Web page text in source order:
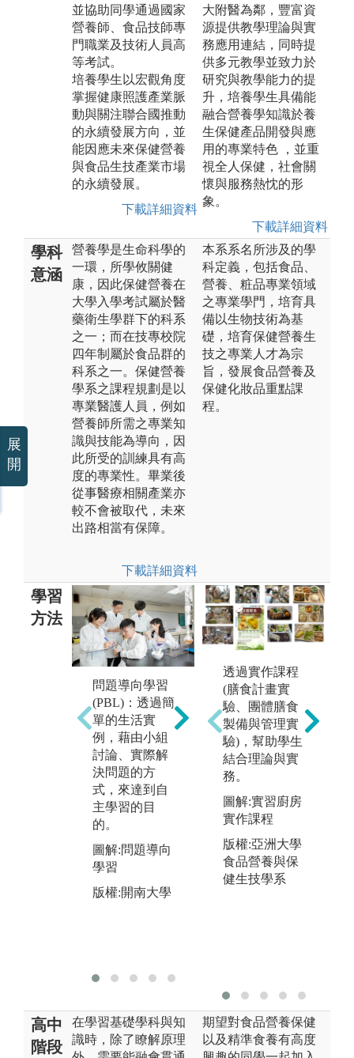
並協助同學通過國家
營養師、食品技師專
門職業及技術人員高
等考試。
培養學生以宏觀角度
掌握健康照護產業脈
動與關注聯合國推動
的永續發展方向，並
能因應未來保健營養
與食品生技產業市場
的永續發展。
下載詳細資料
大附醫為鄰，豐富資
源提供教學理論與實
務應用連結，同時提
供多元教學並致力於
研究與教學能力的提
升，培養學生具備能
融合營養學知識於養
生保健產品開發與應
用的專業特色 ，並重
視全人保健，社會關
懷與服務熱忱的形
象。
下載詳細資料
學科
意涵
營養學是生命科學的
一環，所學攸關健
康，因此保健營養在
大學入學考試屬於醫
藥衛生學群下的科系
之一；而在技專校院
四年制屬於食品群的
科系之一。保健營養
學系之課程規劃是以
專業醫護人員，例如
營養師所需之專業知
識與技能為導向，因
此所受的訓練具有高
度的專業性。畢業後
從事醫療相關產業亦
較不會被取代，未來
出路相當有保障。
下載詳細資料
本系系名所涉及的學
科定義，包括食品、
營養、粧品專業領域
之專業學門，培育具
備以生物技術為基
礎，培育保健營養生
技之專業人才為宗
旨，發展食品營養及
保健化妝品重點課
程。
學習
方法
問題導向學習
(PBL)：透過簡
單的生活實
例，藉由小組
討論、實際解
決問題的方
式，來達到自
主學習的目
的。
圖解:問題導向
學習
版權:開南大學
推理論證與小
組討論：邏輯
性、有條理地
組織各種概
析問題、評估
論證，以進行
正確的論述與
透過實作課程
(膳食計畫實
驗、團體膳食
製備與管理實
驗)，幫助學生
結合理論與實
務。
圖解:實習廚房
實作課程
版權:亞洲大學
食品營養與保
健生技學系
高中
階段
在學習基礎學科與知
識時，除了瞭解原理
期望對食品營養保健
以及精準食養有高度
展
開